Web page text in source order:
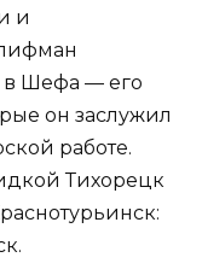
и
в Шефа — его
он заслужил
работе.
Тихорецк